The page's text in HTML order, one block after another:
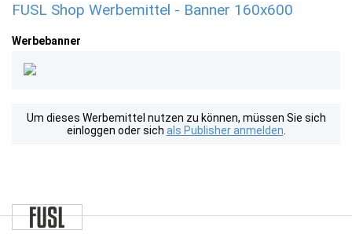
FUSL Shop Werbemittel - Banner 160x600
Werbebanner
Um dieses Werbemittel nutzen zu können, müssen Sie sich
einloggen oder sich als Publisher anmelden